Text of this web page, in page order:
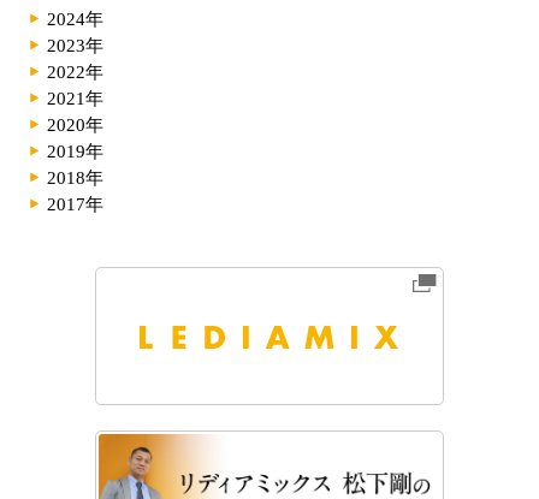
2024年
2023年
2022年
2021年
2020年
2019年
2018年
2017年